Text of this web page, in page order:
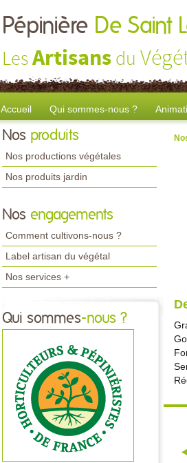
Pépinière De Saint
LesArtisans du
Accueil Qui sommes-nous ?
Nos produits
Nos productions végétales
Nos produits jardin
Nos engagements
Comment cultivons-nous ?
Label artisan du végétal
Nos services +
Qui sommes-nous ?